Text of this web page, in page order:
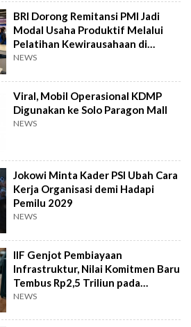
BRI Dorong Remitansi PMI Jadi
Modal Usaha Produktif Melalui
Pelatihan Kewirausahaan di
Taiwan
NEWS
Viral, Mobil Operasional KDMP
Digunakan ke Solo Paragon Mall
NEWS
Jokowi Minta Kader PSI Ubah Cara
Kerja Organisasi demi Hadapi
Pemilu 2029
NEWS
IIF Genjot Pembiayaan
Infrastruktur, Nilai Komitmen Baru
Tembus Rp2,5 Triliun pada
Semester I 2026
NEWS